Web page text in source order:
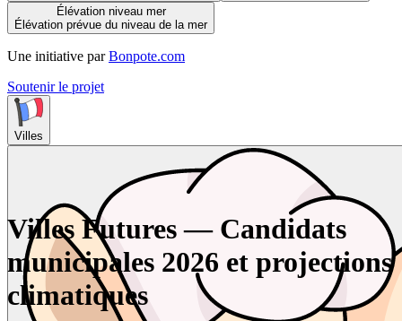
Élévation niveau mer
Élévation prévue du niveau de la mer
Une initiative par Bonpote.com
Soutenir le projet
Villes
Villes Futures — Candidats
municipales 2026 et projections
climatiques